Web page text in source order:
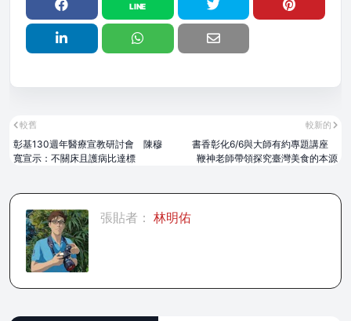
較新的
書香彰化6/6與大師有約專題講座
鞭神老師帶領探究臺灣美食的本源
較舊
彰基130週年醫療宣教研討會 陳穆
寬宣示：不關床且護病比達標
張貼者： 林明佑